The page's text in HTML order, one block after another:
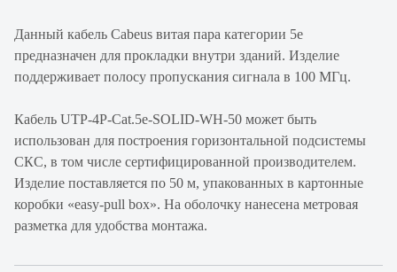
Данный кабель Cabeus витая пара категории 5е
предназначен для прокладки внутри зданий. Изделие
поддерживает полосу пропускания сигнала в 100 МГц.
Кабель UTP-4P-Cat.5e-SOLID-WH-50 может быть
использован для построения горизонтальной подсистемы
СКС, в том числе сертифицированной производителем.
Изделие поставляется по 50 м, упакованных в картонные
коробки «easy-pull box». На оболочку нанесена метровая
разметка для удобства монтажа.